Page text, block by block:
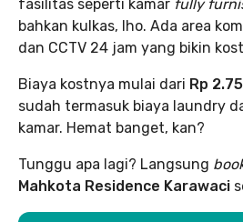
fasilitas seperti kamar fully
bahkan kulkas, lho. Ada area
dan CCTV 24 jam yang bikin
Biaya kostnya mulai dari Rp
sudah termasuk biaya laundry
kamar. Hemat banget, kan?
Tunggu apa lagi? Langsung
Mahkota Residence Karawaci